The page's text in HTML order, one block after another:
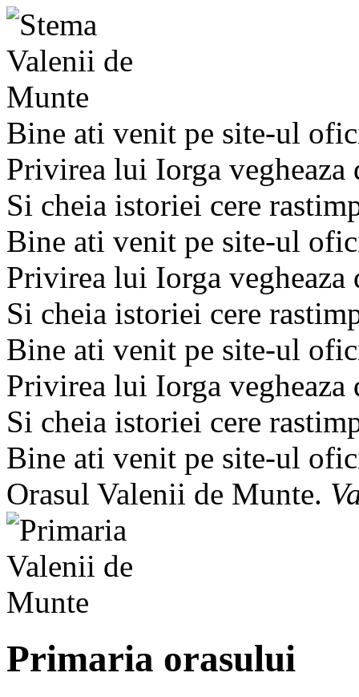
Bine ati venit pe site-ul
Privirea lui Iorga
Si cheia istoriei cere
Bine ati venit pe site-ul
Privirea lui Iorga
Si cheia istoriei cere
Bine ati venit pe site-ul
Privirea lui Iorga
Si cheia istoriei cere
Bine ati venit pe site-ul
Orasul Valenii de Munte.
Primaria orasului